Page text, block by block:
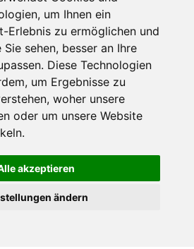
um Ihnen ein
Erlebnis zu ermöglichen und
sehen, besser an Ihre
Diese Technologien
um Ergebnisse zu
woher unsere
oder um unsere Website
akzeptieren
ändern